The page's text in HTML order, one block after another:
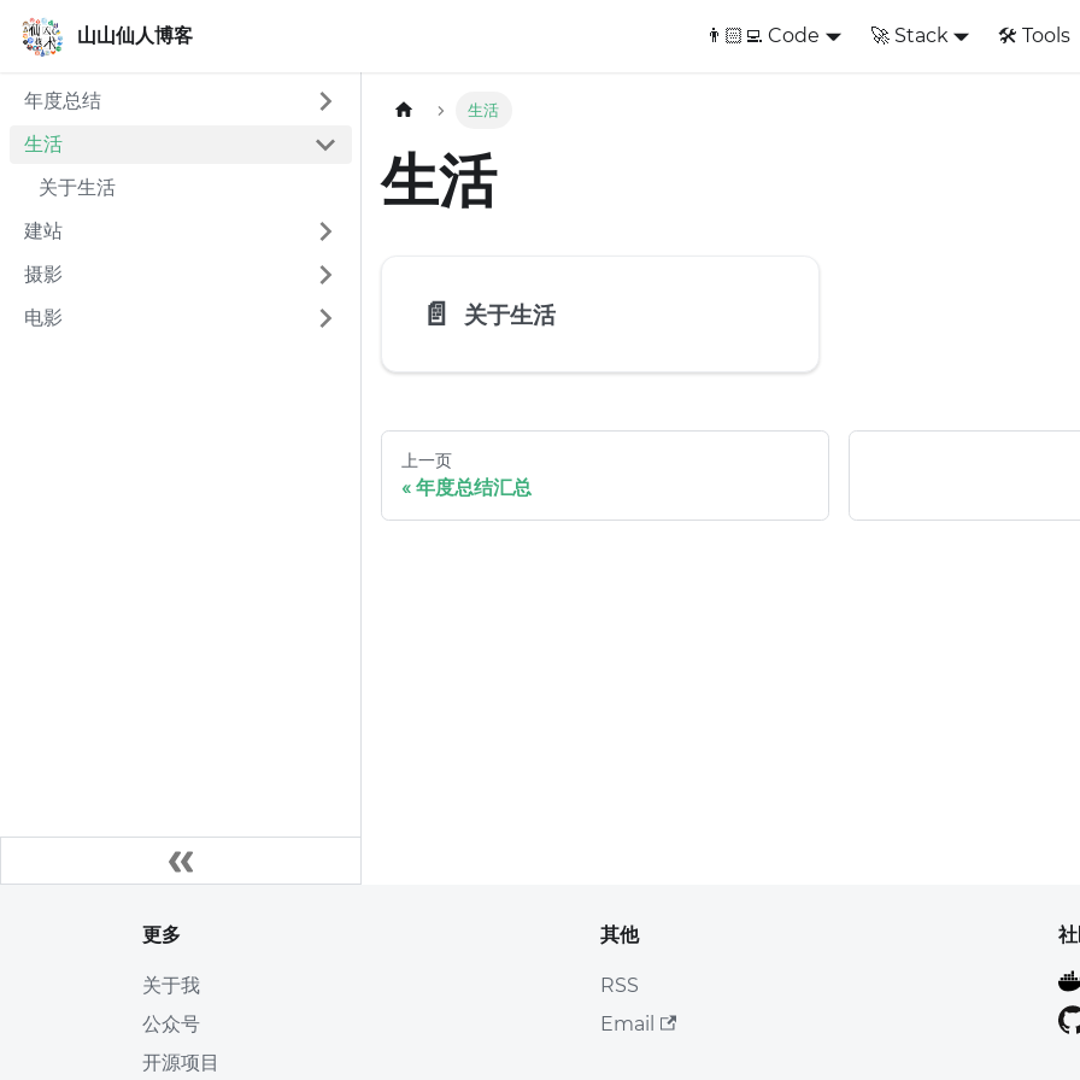
山山仙人博客 👨🏻‍💻 Code 🚀 Stack 🛠️ Tools
山山仙人博客
年度总结
生活
关于生活
建站
摄影
电影
生活
生活
📄️ 关于生活
上一页
年度总结汇总
更多
关于我
公众号
开源项目
其他
RSS
Email